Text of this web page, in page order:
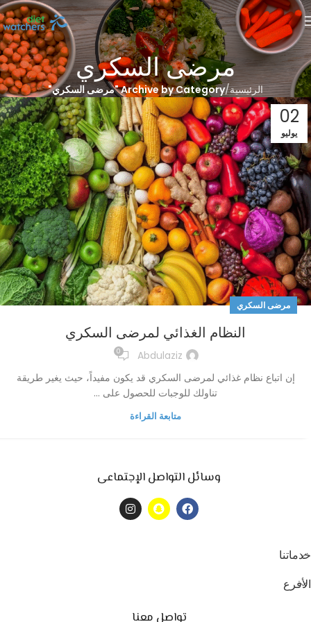
مرضى السكري
الرئيسية Archive by Category "مرضى السكري"
02
يوليو
مرضى السكري
النظام الغذائي لمرضى السكري
Abdulaziz
0
إن اتباع نظام غذائي لمرضى السكري قد يكون مفيداً، حيث يغير طريقة
تناولك للوجبات للحصول على ...
متابعة القراءة
وسائل التواصل الإجتماعى
خدماتنا
الأفرع
تواصل معنا